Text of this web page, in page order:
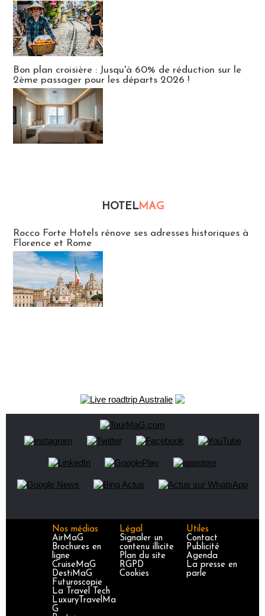
Bon plan croisière : Jusqu'à 60% de réduction sur le
2ème passager pour les départs 2026 !
HOTELMAG
Rocco Forte Hotels rénove ses adresses historiques à
Florence et Rome
Nos médias
AirMaG
Brochures en
ligne
CruiseMaG
DestiMaG
Futuroscopie
La Travel Tech
LuxuryTravelMa
G
Légal
Signaler un
contenu illicite
Plan du site
RGPD
Cookies
Utiles
Contact
Publicité
Agenda
La presse en
parle